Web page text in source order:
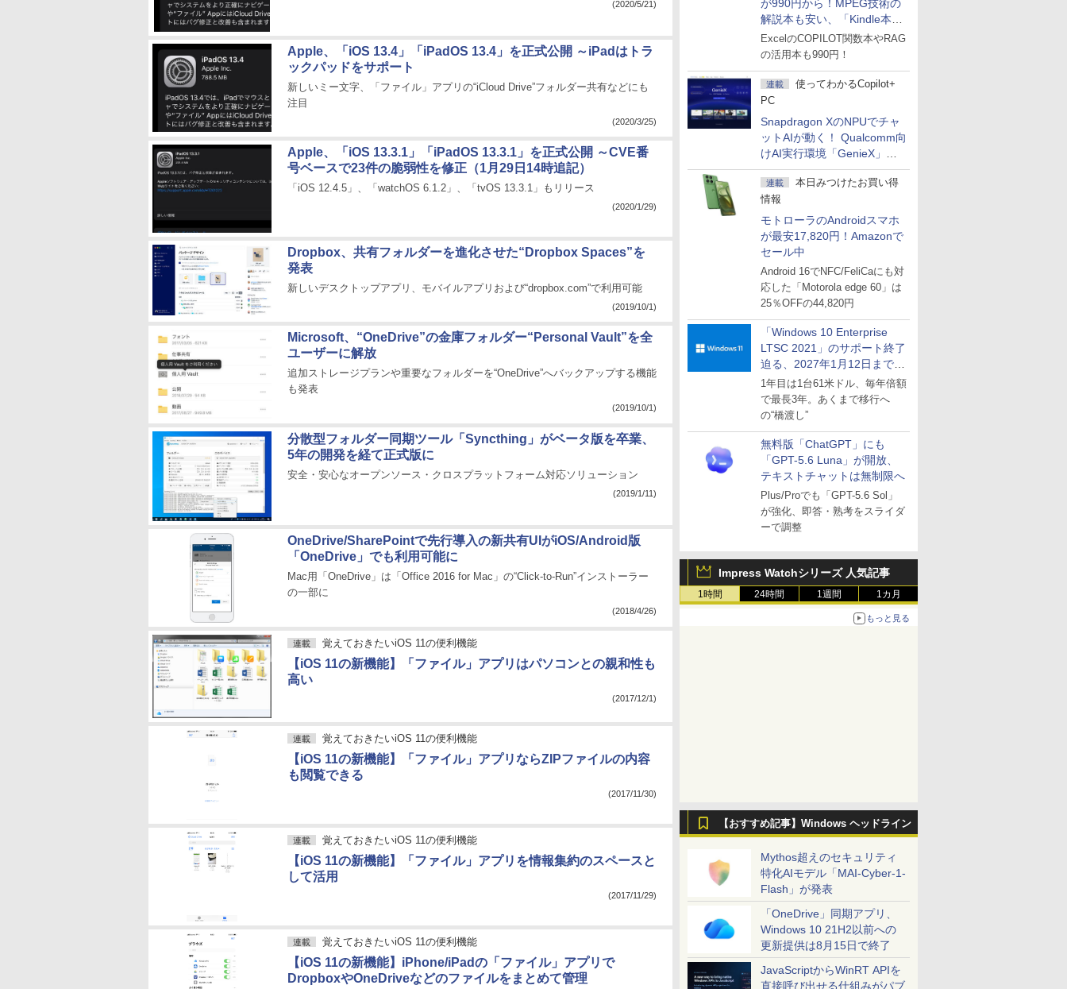
が990円から！MPEG技術の
解説本も安い、「Kindle本サ
マーセール」第2弾開始！
ExcelのCOPILOT関数本やRAG
の活用本も990円！
連載
使ってわかるCopilot+
PC
Snapdragon XのNPUでチャ
ットAIが動く！ Qualcomm向
けAI実行環境「GenieX」を
試してみた
連載
本日みつけたお買い得
情報
モトローラのAndroidスマホ
が最安17,820円！Amazonで
セール中
Android 16でNFC/FeliCaにも対
応した「Motorola edge 60」は
25％OFFの44,820円
「Windows 10 Enterprise
LTSC 2021」のサポート終了
迫る、2027年1月12日まで
～ESUは9月1日から販売
1年目は1台61米ドル、毎年倍額
で最長3年。あくまで移行へ
の“橋渡し”
無料版「ChatGPT」にも
「GPT-5.6 Luna」が開放、
テキストチャットは無制限へ
Plus/Proでも「GPT-5.6 Sol」
が強化、即答・熟考をスライダ
ーで調整
Impress Watchシリーズ 人気記事
1時間 24時間 1週間 1カ月
もっと見る
【おすすめ記事】Windows ヘッドライン
Mythos超えのセキュリティ
特化AIモデル「MAI-Cyber-1-
Flash」が発表
「OneDrive」同期アプリ、
Windows 10 21H2以前への
更新提供は8月15日で終了
JavaScriptからWinRT APIを
直接呼び出せる仕組みがパブ
(2020/5/21)
Apple、「iOS 13.4」「iPadOS 13.4」を正式公開 ～iPadはトラ
ックパッドをサポート
新しいミー文字、「ファイル」アプリの“iCloud Drive”フォルダー共有などにも
注目
(2020/3/25)
Apple、「iOS 13.3.1」「iPadOS 13.3.1」を正式公開 ～CVE番
号ベースで23件の脆弱性を修正（1月29日14時追記）
「iOS 12.4.5」、「watchOS 6.1.2」、「tvOS 13.3.1」もリリース
(2020/1/29)
Dropbox、共有フォルダーを進化させた“Dropbox Spaces”を
発表
新しいデスクトップアプリ、モバイルアプリおよび“dropbox.com”で利用可能
(2019/10/1)
Microsoft、“OneDrive”の金庫フォルダー“Personal Vault”を全
ユーザーに解放
追加ストレージプランや重要なフォルダーを“OneDrive”へバックアップする機能
も発表
(2019/10/1)
分散型フォルダー同期ツール「Syncthing」がベータ版を卒業、
5年の開発を経て正式版に
安全・安心なオープンソース・クロスプラットフォーム対応ソリューション
(2019/1/11)
OneDrive/SharePointで先行導入の新共有UIがiOS/Android版
「OneDrive」でも利用可能に
Mac用「OneDrive」は「Office 2016 for Mac」の“Click-to-Run”インストーラー
の一部に
(2018/4/26)
連載 覚えておきたいiOS 11の便利機能
【iOS 11の新機能】「ファイル」アプリはパソコンとの親和性も
高い
(2017/12/1)
連載 覚えておきたいiOS 11の便利機能
【iOS 11の新機能】「ファイル」アプリならZIPファイルの内容
も閲覧できる
(2017/11/30)
連載 覚えておきたいiOS 11の便利機能
【iOS 11の新機能】「ファイル」アプリを情報集約のスペースと
して活用
(2017/11/29)
連載 覚えておきたいiOS 11の便利機能
【iOS 11の新機能】iPhone/iPadの「ファイル」アプリで
DropboxやOneDriveなどのファイルをまとめて管理